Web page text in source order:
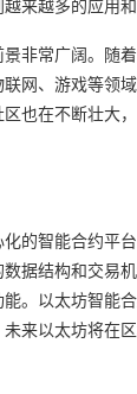
来越多的应用和
非常广阔。随
网、游戏等领
也在不断壮大
的智能合约平
据结构和交易
。以太坊智能
来以太坊将在